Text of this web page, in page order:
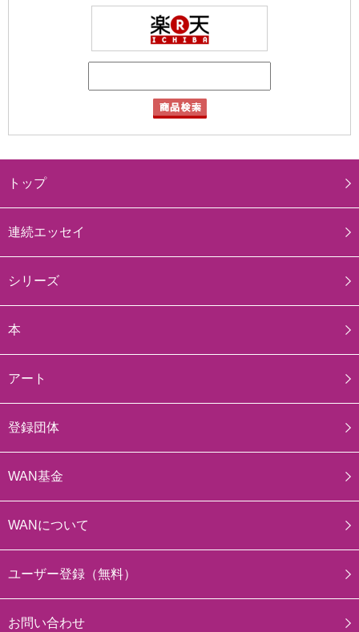
トップ
連続エッセイ
シリーズ
本
アート
登録団体
WAN基金
WANについて
ユーザー登録（無料）
お問い合わせ